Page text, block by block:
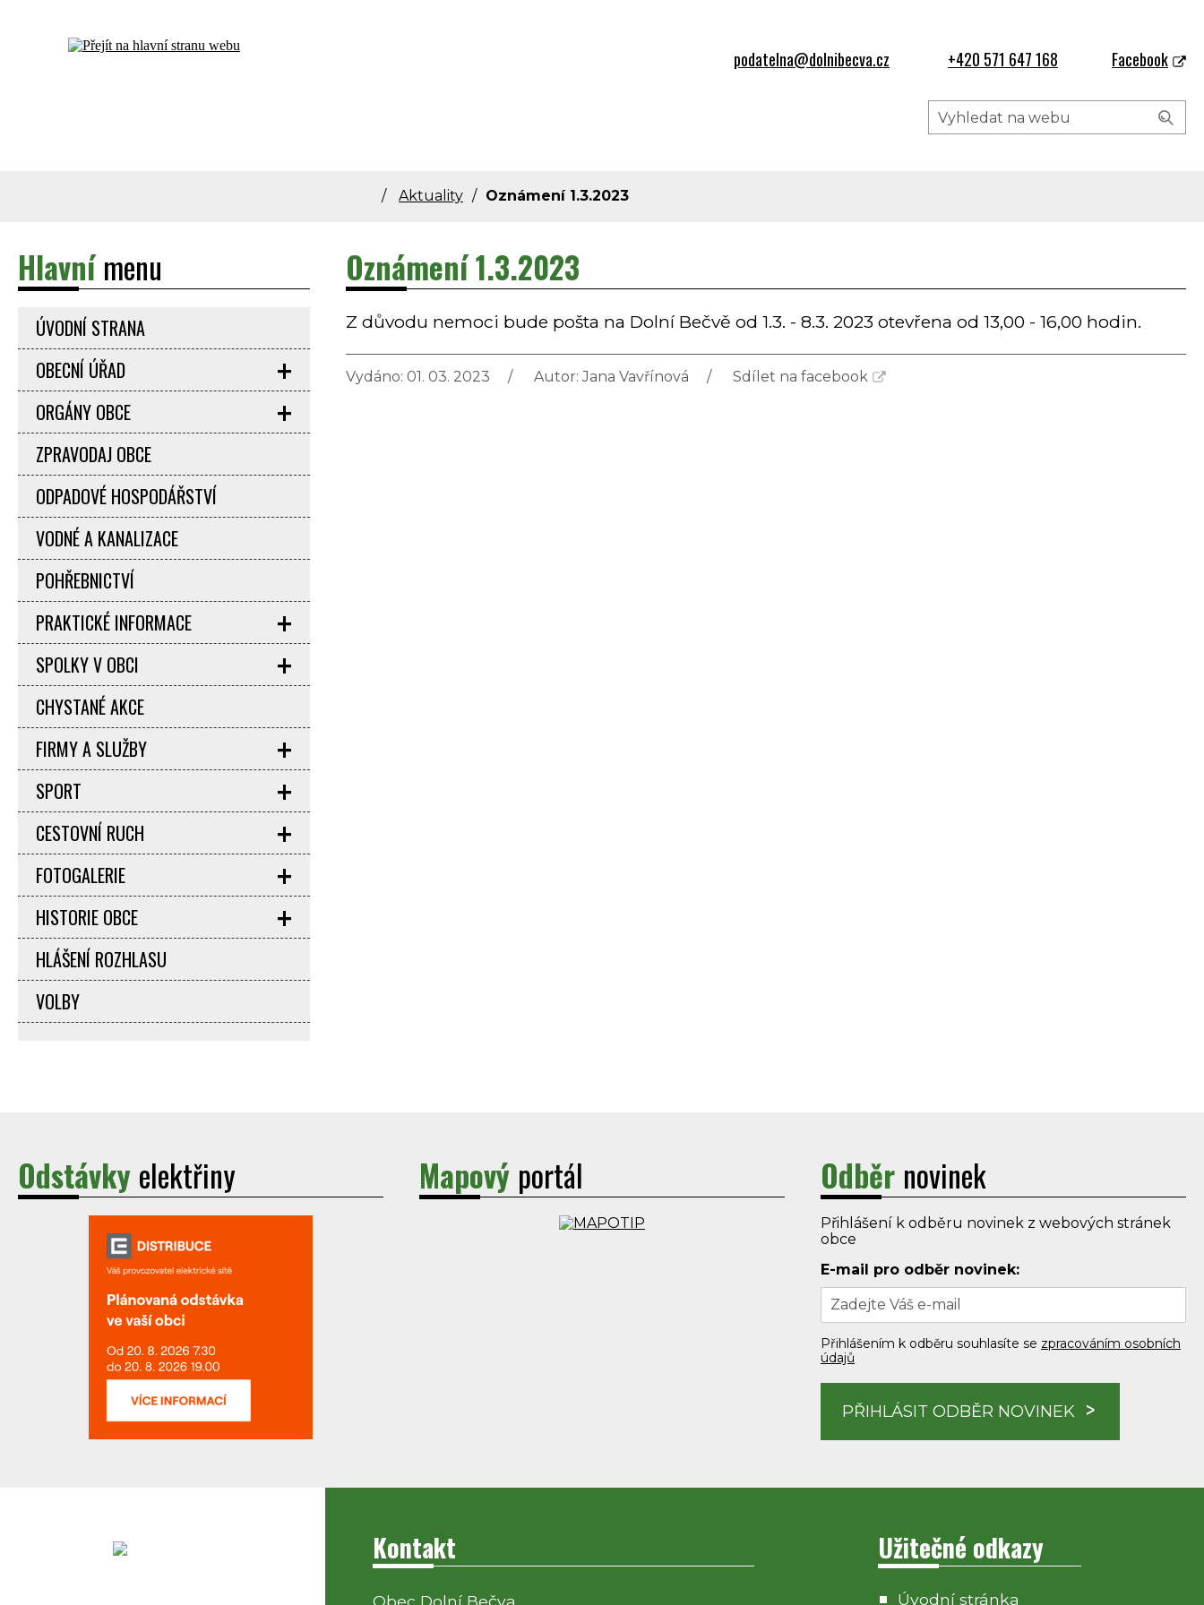
Dolní Bečva - oficiální stránky obce
podatelna@dolnibecva.cz +420 571 647 168 Facebook
Aktuality Oznámení 1.3.2023
Oznámení 1.3.2023
Z důvodu nemoci bude pošta na Dolní Bečvě od 1.3. - 8.3. 2023 otevřena od 13,00 - 16,00 hodin.
Vydáno: 01. 03. 2023 Autor:Jana Vavřínová Sdílet na facebook
Hlavnímenu
ÚVODNÍ STRANA
OBECNÍ ÚŘAD
ORGÁNY OBCE
ZPRAVODAJ OBCE
ODPADOVÉ HOSPODÁŘSTVÍ
VODNÉ A KANALIZACE
POHŘEBNICTVÍ
PRAKTICKÉ INFORMACE
SPOLKY V OBCI
CHYSTANÉ AKCE
FIRMY A SLUŽBY
SPORT
CESTOVNÍ RUCH
FOTOGALERIE
HISTORIE OBCE
HLÁŠENÍ ROZHLASU
VOLBY
Odstávky elektřiny Mapový portál Odběr novinek
Přihlášení k odběru novinek z webových stránek
obce
E-mail pro odběr novinek:
Přihlášením k odběru souhlasíte se zpracováním osobních
údajů
PŘIHLÁSIT ODBĚR NOVINEK
Kontakt
Obec Dolní Bečva
Užitečné odkazy
Úvodní stránka